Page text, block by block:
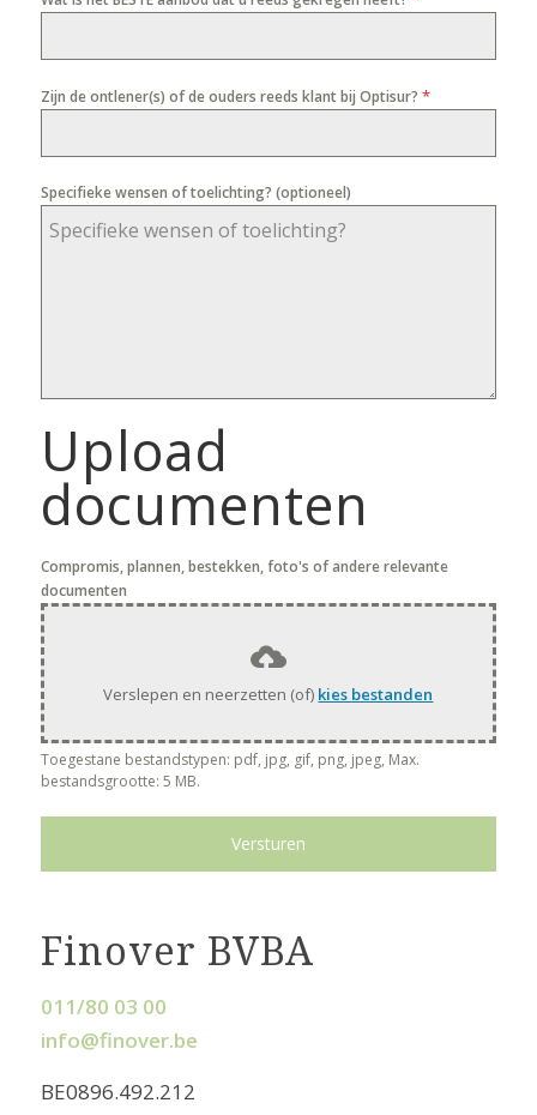
Zijn de ontlener(s) of de ouders reeds klant bij Optisur? *
Specifieke wensen of toelichting? (optioneel)
Upload
documenten
Compromis, plannen, bestekken, foto's of andere relevante
documenten
Verslepen en neerzetten (of) kies bestanden
Toegestane bestandstypen: pdf, jpg, gif, png, jpeg, Max.
bestandsgrootte: 5 MB.
Versturen
Finover BVBA
011/80 03 00
info@finover.be
BE0896.492.212